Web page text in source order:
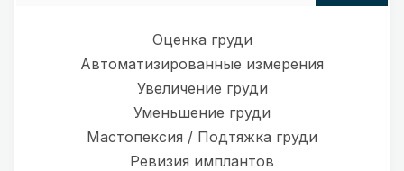
Оценка груди
Автоматизированные измерения
Увеличение груди
Уменьшение груди
Мастопексия / Подтяжка груди
Ревизия имплантов